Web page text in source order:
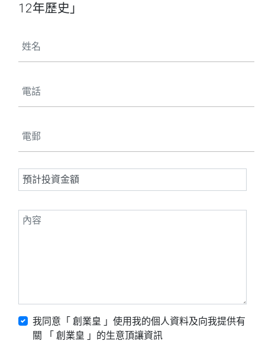
12年歷史」
我同意「 創業皇 」使用我的個人資料及向我提供有
關 「 創業皇 」的生意頂讓資訊